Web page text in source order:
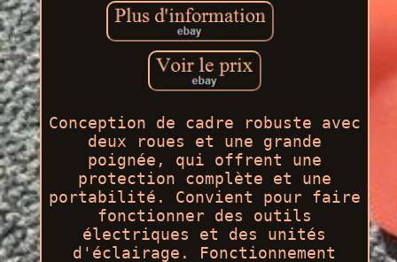
Conception de cadre robuste avec
deux roues et une grande
poignée, qui offrent une
protection complète et une
portabilité. Convient pour faire
fonctionner des outils
électriques et des unités
d'éclairage. Fonctionnement